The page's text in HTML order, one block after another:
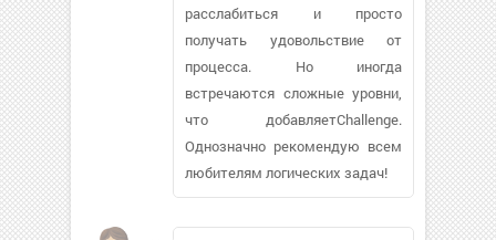
расслабиться и просто
получать удовольствие от
процесса. Но иногда
встречаются сложные уровни,
что добавляетChallenge.
Однозначно рекомендую всем
любителям логических задач!